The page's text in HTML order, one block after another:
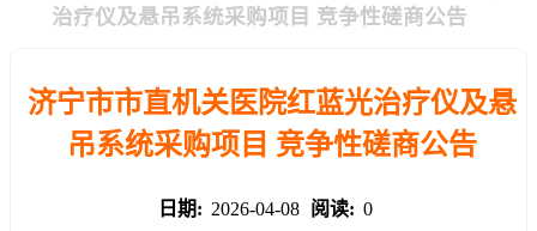
治疗仪及悬吊系统采购项目 竞争性磋商公告
济宁市市直机关医院红蓝光治疗仪及悬
吊系统采购项目 竞争性磋商公告
日期: 2026-04-08 阅读: 0